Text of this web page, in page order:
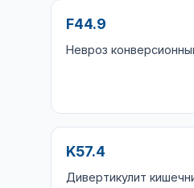
F44.9
Невроз
K57.4
Дивертикулит